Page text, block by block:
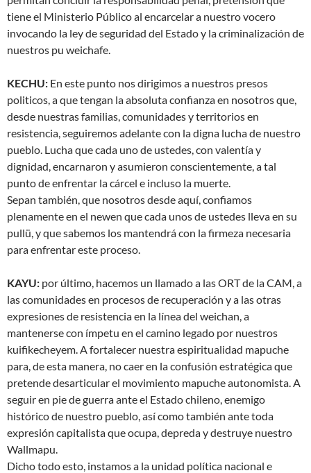
tiene el Ministerio Público al encarcelar a nuestro vocero
invocando la ley de seguridad del Estado y la criminalización de
nuestros pu weichafe.
KECHU: En este punto nos dirigimos a nuestros presos
politicos, a que tengan la absoluta confianza en nosotros que,
desde nuestras familias, comunidades y territorios en
resistencia, seguiremos adelante con la digna lucha de nuestro
pueblo. Lucha que cada uno de ustedes, con valentía y
dignidad, encarnaron y asumieron conscientemente, a tal
punto de enfrentar la cárcel e incluso la muerte.
Sepan también, que nosotros desde aquí, confiamos
plenamente en el newen que cada unos de ustedes lleva en su
pullü, y que sabemos los mantendrá con la firmeza necesaria
para enfrentar este proceso.
KAYU: por último, hacemos un llamado a las ORT de la CAM, a
las comunidades en procesos de recuperación y a las otras
expresiones de resistencia en la línea del weichan, a
mantenerse con ímpetu en el camino legado por nuestros
kuifikecheyem. A fortalecer nuestra espiritualidad mapuche
para, de esta manera, no caer en la confusión estratégica que
pretende desarticular el movimiento mapuche autonomista. A
seguir en pie de guerra ante el Estado chileno, enemigo
histórico de nuestro pueblo, así como también ante toda
expresión capitalista que ocupa, depreda y destruye nuestro
Wallmapu.
Dicho todo esto, instamos a la unidad política nacional e